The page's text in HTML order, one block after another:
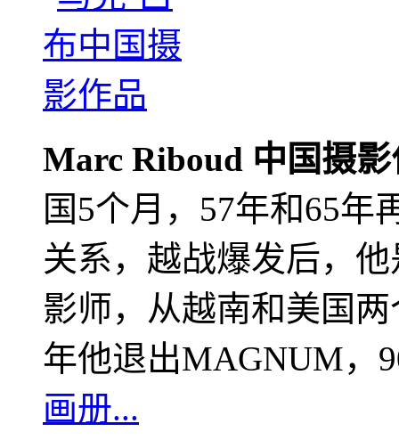
Marc Riboud 中国摄
国5个月，57年和65年
关系，越战爆发后，
影师，从越南和美国
年他退出MAGNUM，
画册...